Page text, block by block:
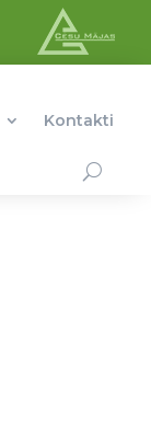
Kontakti